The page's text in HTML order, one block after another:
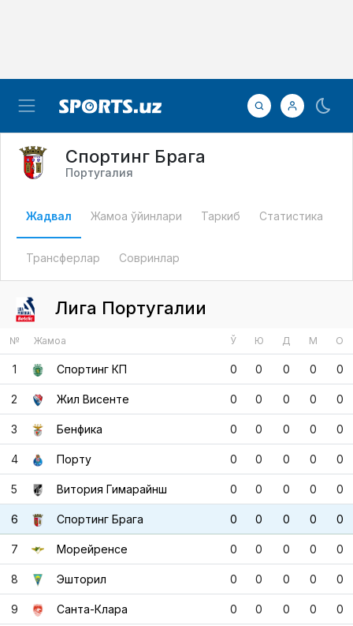
Спортинг Брага
Португалия
Жадвал Жамоа ўйинлари Таркиб Статистика
Трансферлар Совринлар
Лига Португалии
№ Жамоа Ў Ю Д М О
1 Спортинг КП 0 0 0 0 0
2 Жил Висенте 0 0 0 0 0
3 Бенфика 0 0 0 0 0
4 Порту 0 0 0 0 0
5 Витория Гимарайнш 0 0 0 0 0
6 Спортинг Брага 0 0 0 0 0
7 Морейренсе 0 0 0 0 0
8 Эшторил 0 0 0 0 0
9 Санта-Клара 0 0 0 0 0